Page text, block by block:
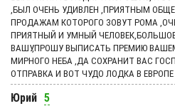
,БЫЛ ОЧЕНЬ УДИВЛЕН ,ПРИЯТНЫМ
ПРОДАЖАМ КОТОРОГО ЗОВУТ РОМА
ПРИЯТНЫЙ И УМНЫЙ
ВАШУ,ПРОШУ ВЫПИСАТЬ ПРЕМИЮ
МИРНОГО НЕБА ,ДА СОХРАНИТ ВАС
ОТПРАВКА И ВОТ ЧУДО ЛОДКА В
Юрий 5